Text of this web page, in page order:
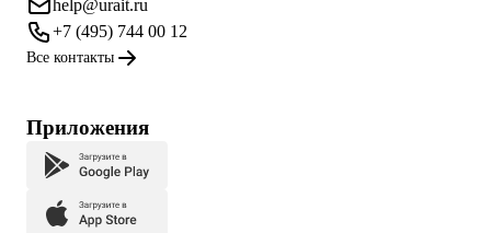
help@urait.ru
+7 (495) 744 00 12
Все контакты
Приложения